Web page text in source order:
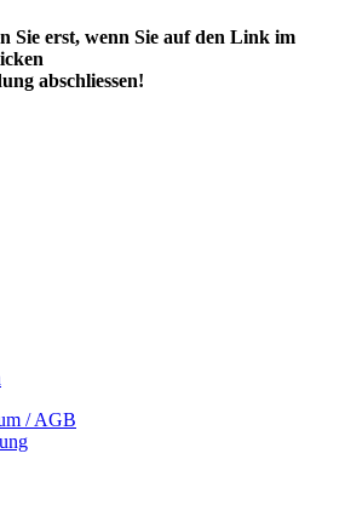
Sie erst, wenn Sie auf den Link im
abschliessen!
/ AGB